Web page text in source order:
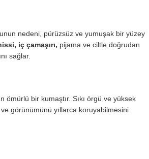
nedeni, pürüzsüz ve yumuşak bir yüzey
iç çamaşırı, pijama ve ciltle doğrudan
sağlar.
ömürlü bir kumaştır. Sıkı örgü ve yüksek
görünümünü yıllarca koruyabilmesini